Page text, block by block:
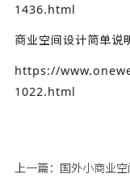
1436.html
商业空间设计简单说
https://
1022.html
上一篇： 国外小商业